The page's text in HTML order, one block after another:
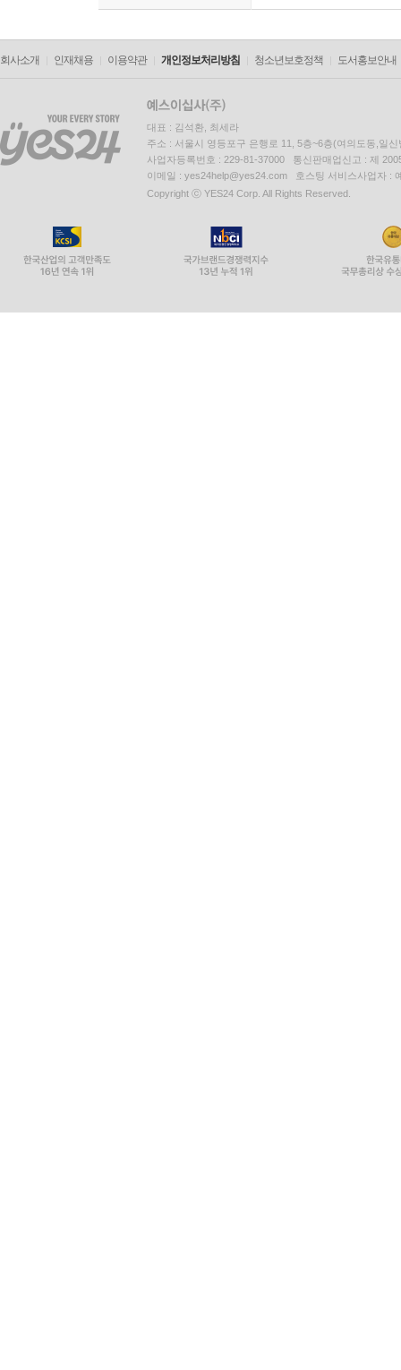
회사소개 인재채용 이용약관 개인정보처리방침 청소년보호정책 도서홍보안내
대표 : 김석환, 최세라
주소 : 서울시 영등포구 은행로 11, 5층~6층(여의도동,일신
사업자등록번호 : 229-81-37000 통신판매업신고 : 제
이메일 : yes24help@yes24.com 호스팅 서비스사업자 :
Copyright ⓒ YES24 Corp. All Rights Reserved.